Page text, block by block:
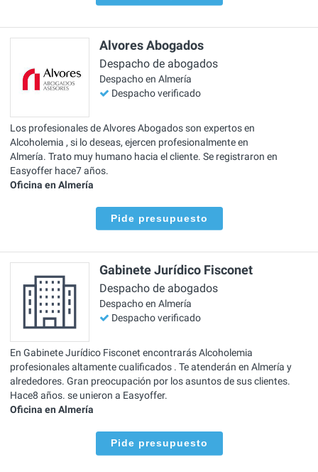
Alvores Abogados
Despacho de abogados
Despacho en Almería
Despacho verificado
Los profesionales de Alvores Abogados son expertos en
Alcoholemia , si lo deseas, ejercen profesionalmente en
Almería. Trato muy humano hacia el cliente. Se registraron en
Easyoffer hace7 años.
Oficina en Almería
Pide presupuesto
Gabinete Jurídico Fisconet
Despacho de abogados
Despacho en Almería
Despacho verificado
En Gabinete Jurídico Fisconet encontrarás Alcoholemia
profesionales altamente cualificados . Te atenderán en Almería y
alrededores. Gran preocupación por los asuntos de sus clientes.
Hace8 años. se unieron a Easyoffer.
Oficina en Almería
Pide presupuesto